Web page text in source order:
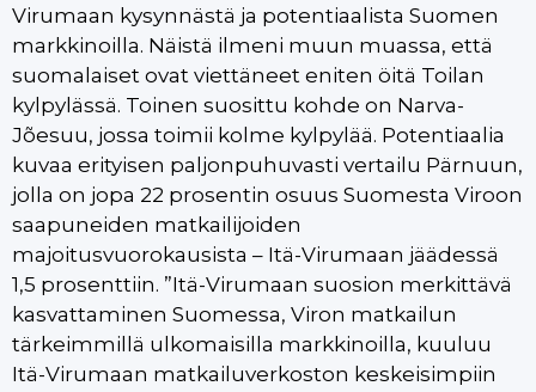
Virumaan kysynnästä ja potentiaalista Suomen
markkinoilla. Näistä ilmeni muun muassa, että
suomalaiset ovat viettäneet eniten öitä Toilan
kylpylässä. Toinen suosittu kohde on Narva-
Jõesuu, jossa toimii kolme kylpylää. Potentiaalia
kuvaa erityisen paljonpuhuvasti vertailu Pärnuun,
jolla on jopa 22 prosentin osuus Suomesta Viroon
saapuneiden matkailijoiden
majoitusvuorokausista – Itä-Virumaan jäädessä
1,5 prosenttiin. ”Itä-Virumaan suosion merkittävä
kasvattaminen Suomessa, Viron matkailun
tärkeimmillä ulkomaisilla markkinoilla, kuuluu
Itä-Virumaan matkailuverkoston keskeisimpiin